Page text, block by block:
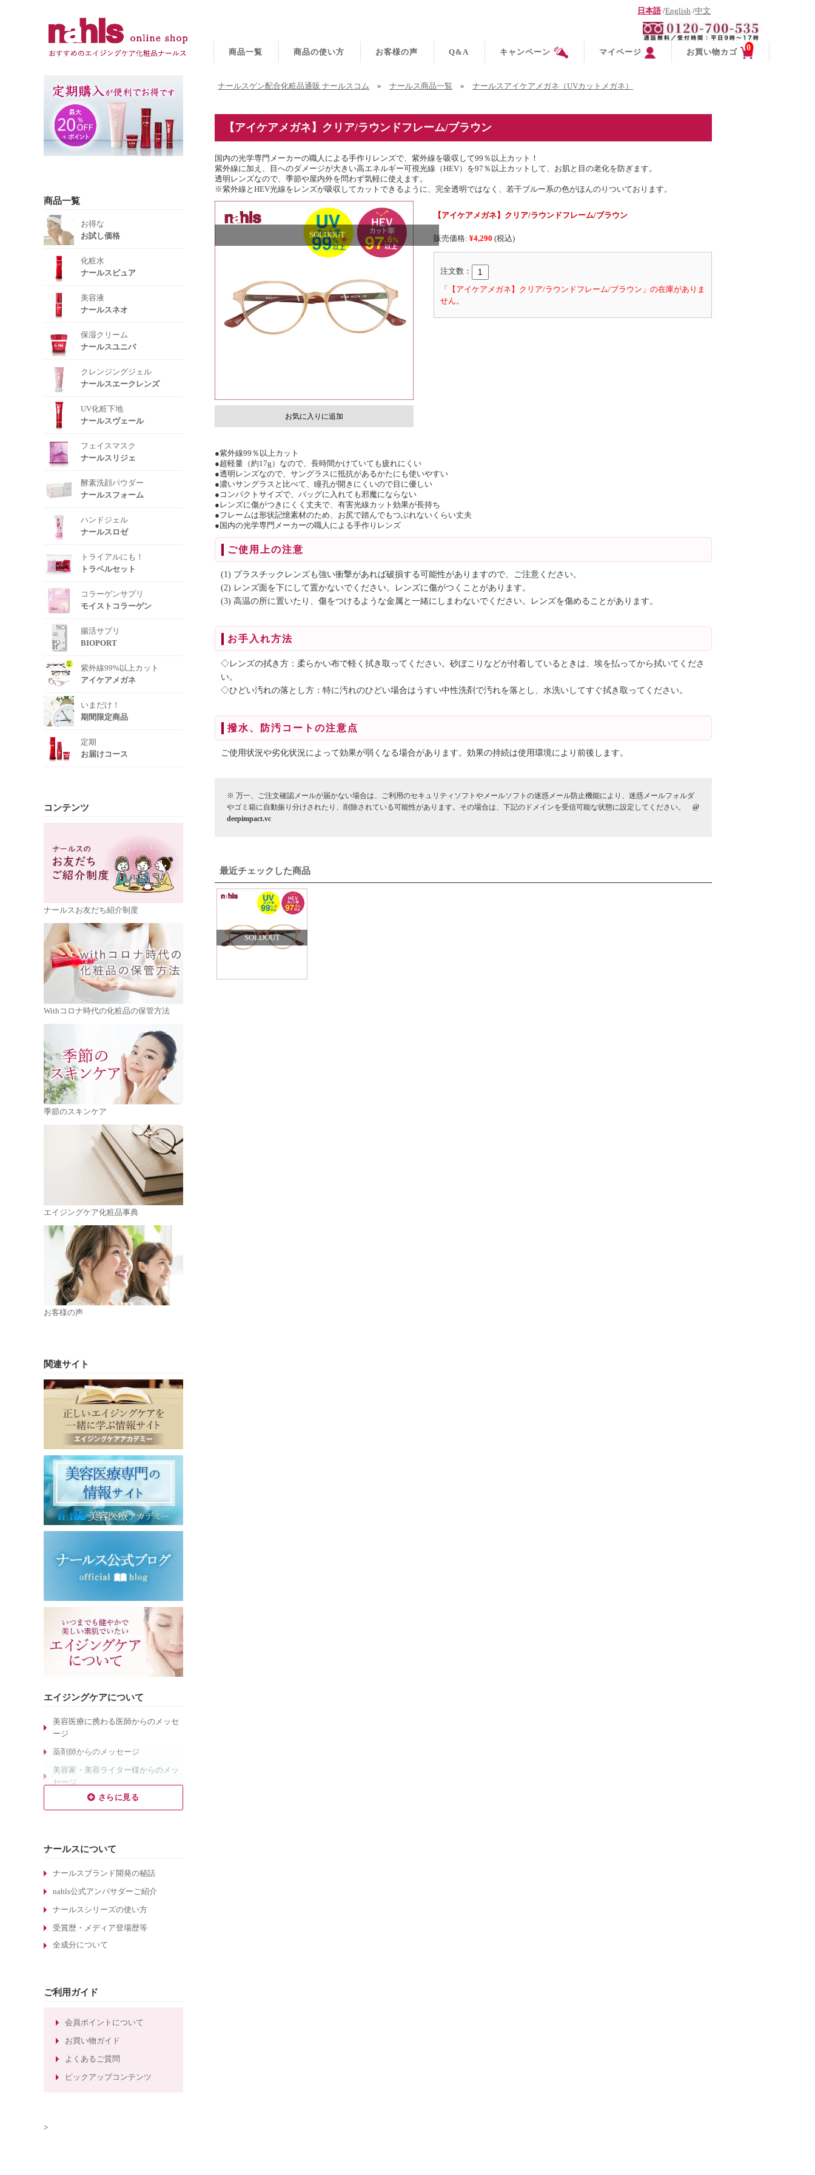
日本語/English /中文
商品一覧 商品の使い方 お客様の声 Q&A キャンペーン マイページ お買い物カゴ 0
商品一覧
お得な
お試し価格
化粧水
ナールスピュア
美容液
ナールスネオ
保湿クリーム
ナールスユニバ
クレンジングジェル
ナールスエークレンズ
UV化粧下地
ナールスヴェール
フェイスマスク
ナールスリジェ
酵素洗顔パウダー
ナールスフォーム
ハンドジェル
ナールスロゼ
トライアルにも！
トラベルセット
コラーゲンサプリ
モイストコラーゲン
腸活サプリ
BIOPORT
紫外線99%以上カット
アイケアメガネ
いまだけ！
期間限定商品
定期
お届けコース
コンテンツ
ナールスお友だち紹介制度
Withコロナ時代の化粧品の保管方法
季節のスキンケア
エイジングケア化粧品事典
お客様の声
関連サイト
エイジングケアについて
美容医療に携わる医師からのメッセ
ージ
薬剤師からのメッセージ
美容家・美容ライター様からのメッ
セージ
乾燥肌対策のエイジングケア
毛穴対策のエイジングケア
くすみ対策のエイジングケア
ターンオーバーについて
酵素洗顔について
エイジングケア化粧品の選び方
敏感肌化粧品の選び方
ほうれい線対策のエイジングケア化
粧水
ナールスについて
ナールスブランド開発の秘話
nahls公式アンバサダーご紹介
ナールスシリーズの使い方
受賞歴・メディア登場歴等
全成分について
ご利用ガイド
会員ポイントについて
お買い物ガイド
よくあるご質問
ピックアップコンテンツ
ナールスゲン配合化粧品通販 ナールスコム » ナールス商品一覧 » ナールスアイケアメガネ（UVカットメガネ）
【アイケアメガネ】クリア/ラウンドフレーム/ブラウン
国内の光学専門メーカーの職人による手作りレンズで、紫外線を吸収して99％以上カット！
紫外線に加え、目へのダメージが大きい高エネルギー可視光線（HEV）を97％以上カットして、お肌と目の老化を防ぎます。
透明レンズなので、季節や屋内外を問わず気軽に使えます。
※紫外線とHEV光線をレンズが吸収してカットできるように、完全透明ではなく、若干ブルー系の色がほんのりついております。
SOLDOUT
お気に入りに追加
【アイケアメガネ】クリア/ラウンドフレーム/ブラウン
販売価格: ¥4,290 (税込)
注文数：
「【アイケアメガネ】クリア/ラウンドフレーム/ブラウン」の在庫がありま
せん。
●紫外線99％以上カット
●超軽量（約17g）なので、長時間かけていても疲れにくい
●透明レンズなので、サングラスに抵抗があるかたにも使いやすい
●濃いサングラスと比べて、瞳孔が開きにくいので目に優しい
●コンパクトサイズで、バッグに入れても邪魔にならない
●レンズに傷がつきにくく丈夫で、有害光線カット効果が長持ち
●フレームは形状記憶素材のため、お尻で踏んでもつぶれないくらい丈夫
●国内の光学専門メーカーの職人による手作りレンズ
ご使用上の注意
(1) プラスチックレンズも強い衝撃があれば破損する可能性がありますので、ご注意ください。
(2) レンズ面を下にして置かないでください。レンズに傷がつくことがあります。
(3) 高温の所に置いたり、傷をつけるような金属と一緒にしまわないでください。レンズを傷めることがあります。
お手入れ方法
◇レンズの拭き方：柔らかい布で軽く拭き取ってください。砂ぼこりなどが付着しているときは、埃を払ってから拭いてくださ
い。
◇ひどい汚れの落とし方：特に汚れのひどい場合はうすい中性洗剤で汚れを落とし、水洗いしてすぐ拭き取ってください。
撥水、防汚コートの注意点
ご使用状況や劣化状況によって効果が弱くなる場合があります。効果の持続は使用環境により前後します。
※ 万一、ご注文確認メールが届かない場合は、ご利用のセキュリティソフトやメールソフトの迷惑メール防止機能により、迷惑メールフォルダ
やゴミ箱に自動振り分けされたり、削除されている可能性があります。その場合は、下記のドメインを受信可能な状態に設定してください。 @
deepimpact.vc
最近チェックした商品
SOLDOUT
>